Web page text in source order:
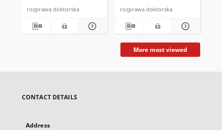
rozprawa doktorska rozprawa doktorska
More most viewed
CONTACT DETAILS
Address